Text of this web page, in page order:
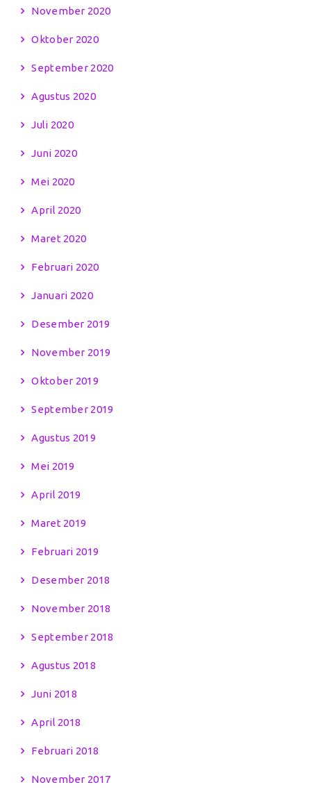
November 2020
Oktober 2020
September 2020
Agustus 2020
Juli 2020
Juni 2020
Mei 2020
April 2020
Maret 2020
Februari 2020
Januari 2020
Desember 2019
November 2019
Oktober 2019
September 2019
Agustus 2019
Mei 2019
April 2019
Maret 2019
Februari 2019
Desember 2018
November 2018
September 2018
Agustus 2018
Juni 2018
April 2018
Februari 2018
November 2017